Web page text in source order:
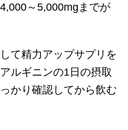
～5,000mgまでが
て精力アップサプリを
ルギニンの1日の摂取
かり確認してから飲む